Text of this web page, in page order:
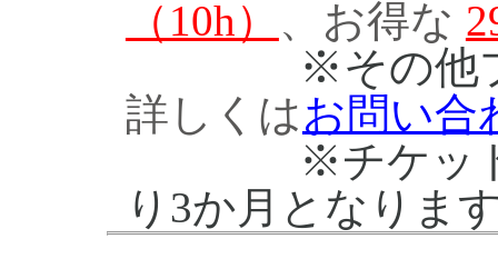
（10h） 、お得な
※その他
詳しくはお問い合
※チケッ
り3か月となりま